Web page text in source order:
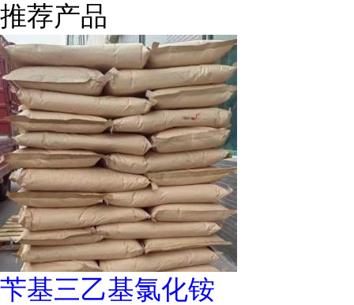
推荐产品
苄基三乙基氯化铵